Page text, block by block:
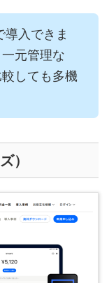
入できま
元管理な
しても多機
）